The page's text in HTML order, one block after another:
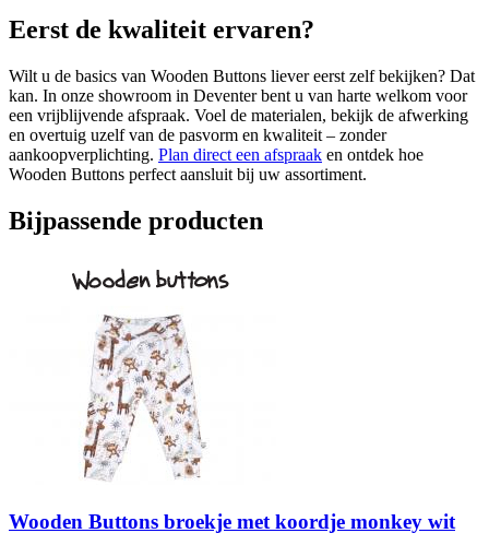
Eerst de kwaliteit ervaren?
Wilt u de basics van Wooden Buttons liever eerst zelf bekijken? Dat
kan. In onze showroom in Deventer bent u van harte welkom voor
een vrijblijvende afspraak. Voel de materialen, bekijk de afwerking
en overtuig uzelf van de pasvorm en kwaliteit – zonder
aankoopverplichting. Plan direct een afspraak en ontdek hoe
Wooden Buttons perfect aansluit bij uw assortiment.
Bijpassende producten
Wooden Buttons broekje met koordje monkey wit